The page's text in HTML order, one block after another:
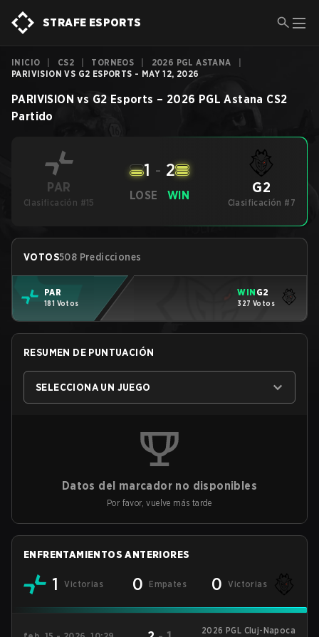
STRAFE ESPORTS
INICIO CS2 TORNEOS 2026 PGL ASTANA
PARIVISION VS G2 ESPORTS - MAY 12, 2026
PARIVISION vs G2 Esports – 2026 PGL Astana CS2
Partido
PAR
Clasificación #15
LOSE
1 - 2
WIN G2
Clasificación #7
VOTOS508 Predicciones
PAR
181 Votos
WIN G2
327 Votos
RESUMEN DE PUNTUACIÓN
SELECCIONA UN JUEGO
Datos del marcador no disponibles
Por favor, vuelve más tarde
ENFRENTAMIENTOS ANTERIORES
1 Victorias 0 Empates 0 Victorias
2026 PGL Cluj-Napoca